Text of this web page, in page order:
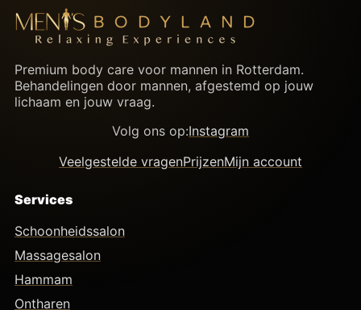
Premium body care voor mannen in Rotterdam.
Behandelingen door mannen, afgestemd op jouw
lichaam en jouw vraag.
Volg ons op:Instagram
Veelgestelde vragenPrijzenMijn account
Services
Schoonheidssalon
Massagesalon
Hammam
Ontharen